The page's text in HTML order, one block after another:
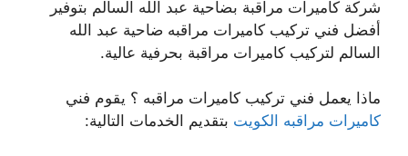
شركة كاميرات مراقبة بضاحية عبد الله السالم بتوفير
أفضل فني تركيب كاميرات مراقبه ضاحية عبد الله
السالم لتركيب كاميرات مراقبة بحرفية عالية.
ماذا يعمل فني تركيب كاميرات مراقبه ؟ يقوم فني
كاميرات مراقبه الكويت بتقديم الخدمات التالية: